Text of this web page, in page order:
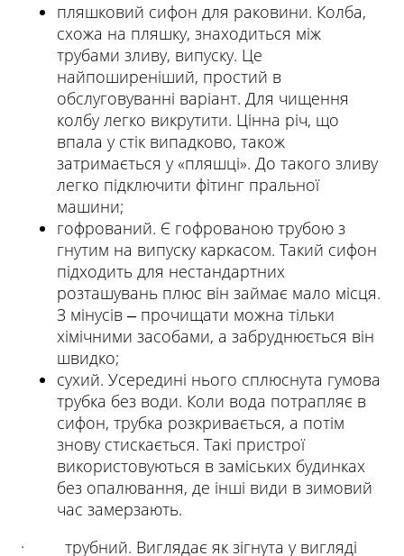
пляшковий сифон для раковини. Колба,
схожа на пляшку, знаходиться між
трубами зливу, випуску. Це
найпоширеніший, простий в
обслуговуванні варіант. Для чищення
колбу легко викрутити. Цінна річ, що
впала у стік випадково, також
затримається у «пляшці». До такого зливу
легко підключити фітинг пральної
машини;
гофрований. Є гофрованою трубою з
гнутим на випуску каркасом. Такий сифон
підходить для нестандартних
розташувань плюс він займає мало місця.
З мінусів ‒ прочищати можна тільки
хімічними засобами, а забруднюється він
швидко;
сухий. Усередині нього сплюснута гумова
трубка без води. Коли вода потрапляє в
сифон, трубка розкривається, а потім
знову стискається. Такі пристрої
використовуються в заміських будинках
без опалювання, де інші види в зимовий
час замерзають.
· трубний. Виглядає як зігнута у вигляді